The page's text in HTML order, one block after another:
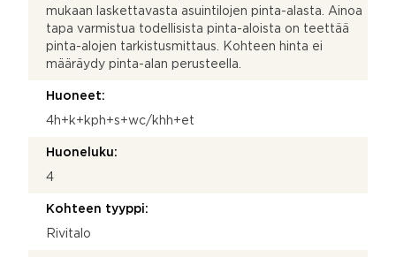
mukaan laskettavasta asuintilojen pinta-alasta. Ainoa
tapa varmistua todellisista pinta-aloista on teettää
pinta-alojen tarkistusmittaus. Kohteen hinta ei
määräydy pinta-alan perusteella.
Huoneet:
4h+k+kph+s+wc/khh+et
Huoneluku:
4
Kohteen tyyppi:
Rivitalo